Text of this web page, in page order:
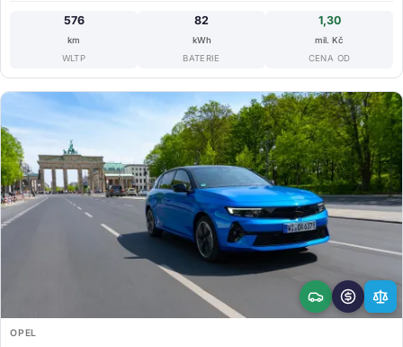
576
km
WLTP
82
kWh
BATERIE
1,30
mil. Kč
CENA OD
OPEL